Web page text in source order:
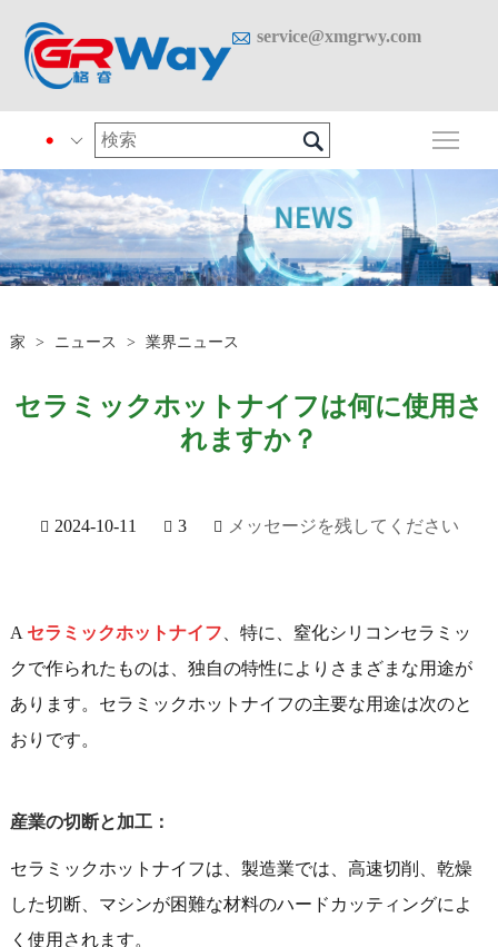
 service@xmgrwy.com
 
家 > ニュース > 業界ニュース
セラミックホットナイフは何に使用さ
れますか？
2024-10-11 3 メッセージを残してください
A セラミックホットナイフ 、特に、窒化シリコンセラミッ
クで作られたものは、独自の特性によりさまざまな用途が
あります。セラミックホットナイフの主要な用途は次のと
おりです。
産業の切断と加工：
セラミックホットナイフは、製造業では、高速切削、乾燥
した切断、マシンが困難な材料のハードカッティングによ
く使用されます。